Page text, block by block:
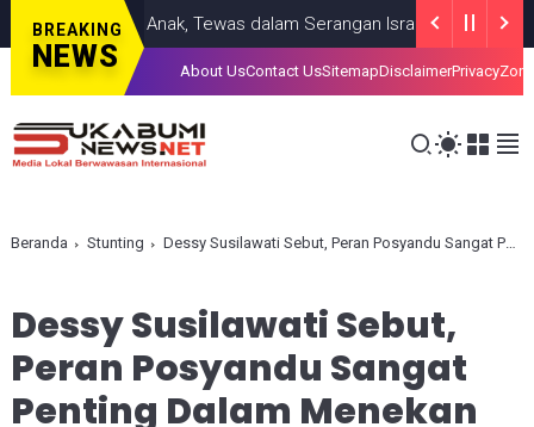
BREAKING
NEWS
Seorang Anak, Tewas dalam Serangan Israel di Kota Gaza
About UsContact UsSitemapDisclaimerPrivacy
Beranda Stunting Dessy Susilawati Sebut, Peran Posyandu Sangat Penting Dalam Menekan Stunting
Dessy Susilawati Sebut,
Peran Posyandu Sangat
Penting Dalam Menekan